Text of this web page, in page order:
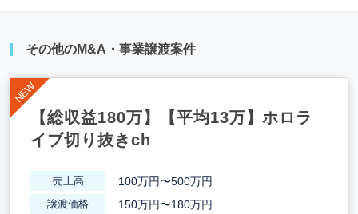
その他のM&A・事業譲渡案件
【総収益180万】【平均13万】ホロラ
イブ切り抜きch
売上高 100万円〜500万円
譲渡価格 150万円〜180万円